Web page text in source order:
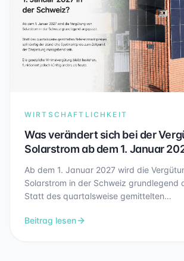
WIRTSCHAFTLICHKEIT
Was verändert sich bei der
Solarstrom ab dem 1. Januar
Ab dem 1. Januar 2027 wird die
Solarstrom in der Schweiz grundlegend
Statt des quartalsweise gemittelten
Spotmarktpreis zum Zeitpunkt der
Beitrag lesen